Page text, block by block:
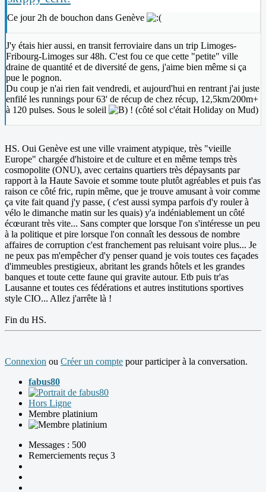
Ce jour 2h de bouchon dans Genève
J'y étais hier aussi, en transit ferroviaire dans un trip Limoges-
Fribourg-Limoges sur 48h. C'est fou ce que cette "petite" ville
draine de quantité et de diversité de gens, j'aime bien même si ça
pue le pognon.
Du coup je n'ai rien fait vendredi, et aujourd'hui en rentrant j'ai juste
enfilé les runnings pour 63' de récup de chez récup, 12,5km/200m+
à 120 pulses. Sous le soleil
! (côté sol c'était Holiday on Mud)
HS. Oui Genève est une ville vraiment atypique, très "vieille
Europe" chargée d'histoire et de culture et en même temps très
cosmopolite (ONU), avec certains quartiers très dépaysants par
rapport à la Haute Savoie et somme toute plutôt agréables et puis t'as
raison ce côté fric, rupin même, que je trouve amusant à voir comme
ça vite fait quand j'y passe, ( c'est aussi sympa parfois d'y rouler à
vélo le dimanche matin sur les quais) y'a indéniablement un côté
écœurant très vite... Sans compter que lorsque l'on s'intéresse un peu
à la politique et pire lorsque l'on connaît les dessous de nombre
affaires de corruption c'est franchement pas reluisant voire plus... Je
ne peux pas m'empêcher d'y penser quand je vois toutes ces façades
d'immeubles prestigieux, abritant les grands hôtels et les grandes
banques et toute cette faune qui gravite autour. Etb puis tr'as
Lausanne et toutes ces fédérations et autres institutions sportives
style CIO... Allez j'arrête là !
Fin du HS.
Connexion ou Créer un compte pour participer à la conversation.
fabus80
Hors Ligne
Membre platinium
Messages : 500
Remerciements reçus 3